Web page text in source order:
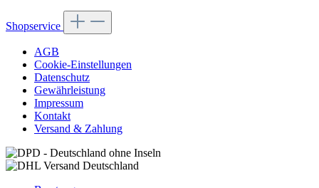
Shopservice
AGB
Cookie-Einstellungen
Datenschutz
Gewährleistung
Impressum
Kontakt
Versand & Zahlung